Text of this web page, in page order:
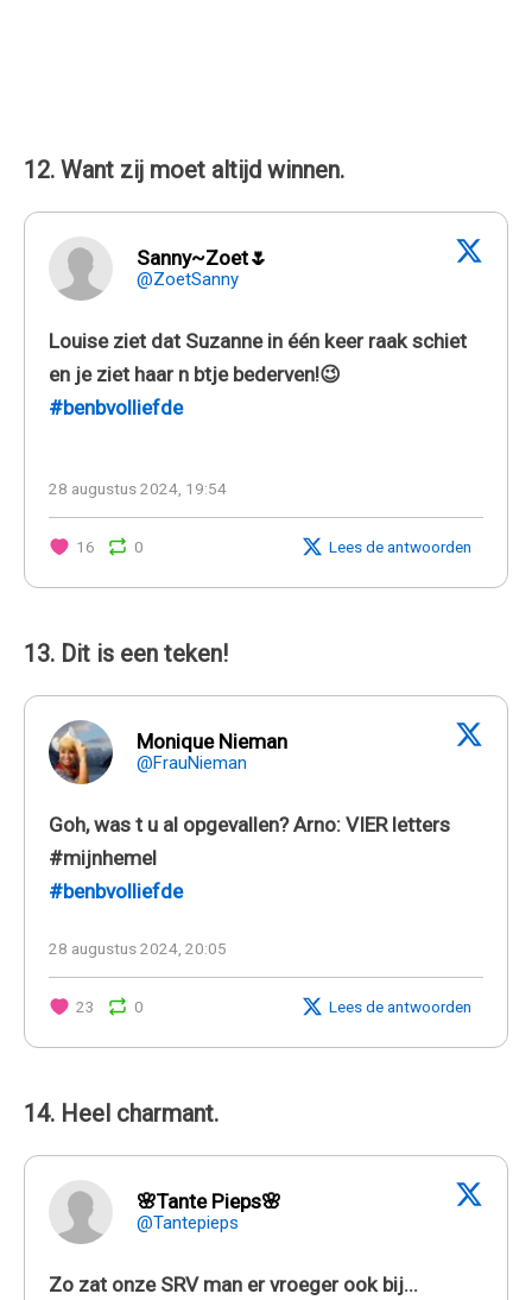
12. Want zij moet altijd winnen.
Sanny~Zoet🌷
@ZoetSanny
Louise ziet dat Suzanne in één keer raak schiet
en je ziet haar n btje bederven!😉
#benbvolliefde
28 augustus 2024, 19:54
16 0 Lees de antwoorden
13. Dit is een teken!
Monique Nieman
@FrauNieman
Goh, was t u al opgevallen? Arno: VIER letters
#mijnhemel
#benbvolliefde
28 augustus 2024, 20:05
23 0 Lees de antwoorden
14. Heel charmant.
🌸Tante Pieps🌸
@Tantepieps
Zo zat onze SRV man er vroeger ook bij...